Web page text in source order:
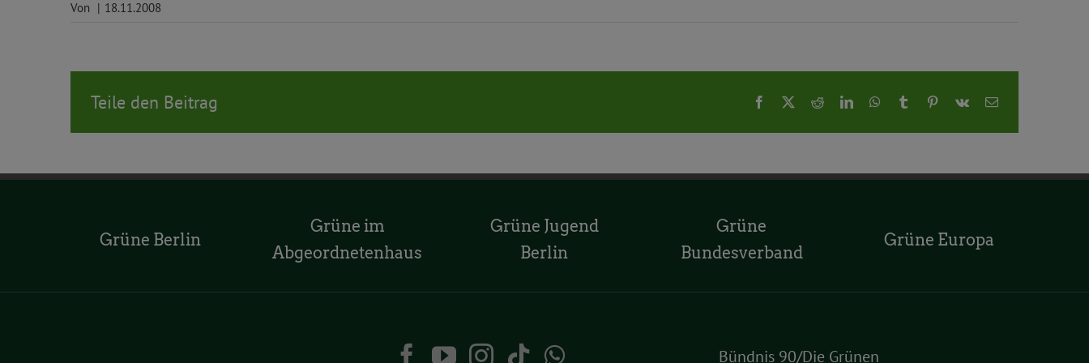
Von | 18.11.2008
Teile den Beitrag Facebook RedditLinkedInWhatsApp
Tumblr Pinterest
Vk
E-
Grüne Berlin
Grüne im
Abgeordnetenhaus
Grüne Jugend
Berlin
Grüne
Bundesverband
Grüne Europa
Bündnis 90/Die Grünen